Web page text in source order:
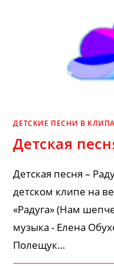
ДЕТСКИЕ ПЕСНИ В
Детская
Детская песня –
детском клипе на
«Радуга» (Нам
музыка - Елена
Полещук…